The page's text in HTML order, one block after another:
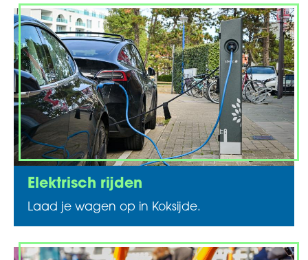
Elektrisch rijden
Laad je wagen op in Koksijde.